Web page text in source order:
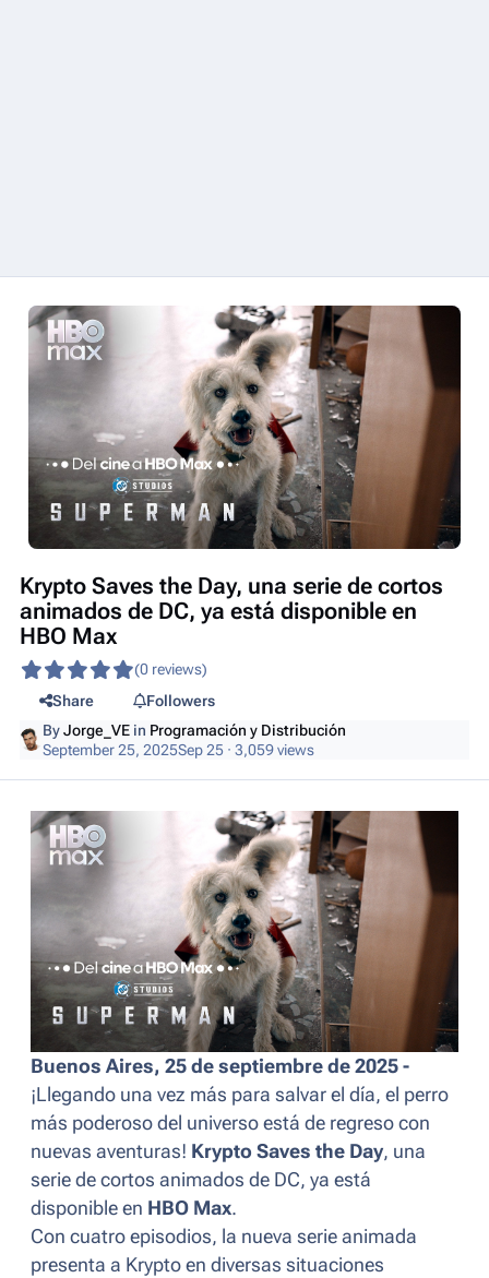
Krypto Saves the Day, una serie de cortos
animados de DC, ya está disponible en
HBO Max
(0 reviews)
Share
Followers
ByJorge_VE in Programación y Distribución
September 25, 2025Sep 25 · 3,059 views
Buenos Aires, 25 de septiembre de 2025 -
¡Llegando una vez más para salvar el día, el perro
más poderoso del universo está de regreso con
nuevas aventuras! Krypto Saves the Day, una
serie de cortos animados de DC, ya está
disponible en HBO Max.
Con cuatro episodios, la nueva serie animada
presenta a Krypto en diversas situaciones